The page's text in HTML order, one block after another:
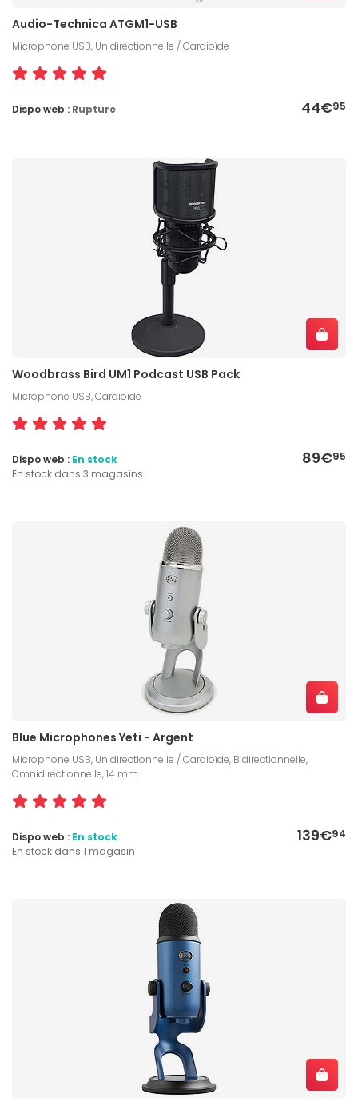
Audio-Technica ATGM1-USB
Microphone USB, Unidirectionnelle / Cardioïde
44€95
Dispo web : Rupture
Woodbrass Bird UM1 Podcast USB Pack
Microphone USB, Cardioïde
89€95
Dispo web : En stock
En stock dans 3 magasins
Blue Microphones Yeti - Argent
Microphone USB, Unidirectionnelle / Cardioïde, Bidirectionnelle,
Omnidirectionnelle, 14 mm
139€94
Dispo web : En stock
En stock dans 1 magasin